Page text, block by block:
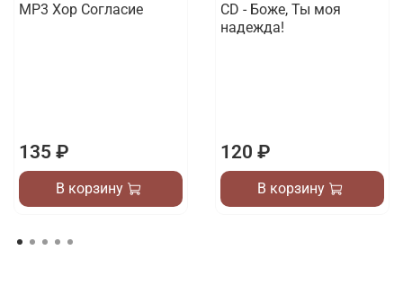
МР3 Хор Согласие
135 ₽
В корзину
CD - Боже, Ты моя
надежда!
120 ₽
В корзину